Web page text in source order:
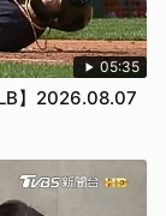
05:35
】2026.08.07